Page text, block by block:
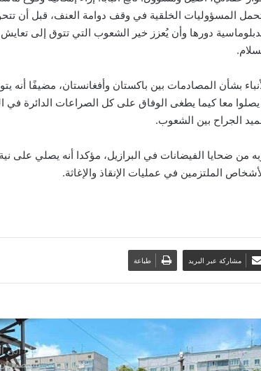
تحمل المسؤوليات الخلقية في وقف دوامة العنف، قبل أن
دورها وأن يُعزز خير الشعوب التي تتوق إلى تعايش
بشأن المصادمات بين باكستان وأفغانستان، مضيفًا أنه
معا كيما يطغى الوفاق على كل الصراعات الدائرة في
الجراح بين الشعوب.
من ضحايا الفيضانات في البرازيل، مؤكدا أنه يصلي على
الملتزمين في عمليات الإنقاذ والإغاثة.
مشاركة عبر البريد طباعة
البابا:
البابا
أمريكا
البابا
الجمعية
سيامة
البابا
يستطيع